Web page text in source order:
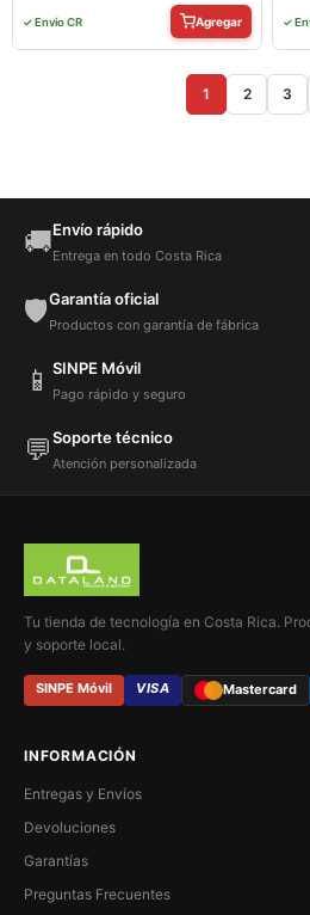
✓ Envío CR Agregar ✓
1 2 3
🚚Envío rápido
Entrega en todo Costa Rica
🛡️Garantía oficial
Productos con garantía de fábrica
📱 SINPE Móvil
Pago rápido y seguro
💬Soporte técnico
Atención personalizada
Tu tienda de tecnología en Costa Rica.
y soporte local.
SINPE Móvil VISA Mastercard
INFORMACIÓN
Entregas y Envíos
Devoluciones
Garantías
Preguntas Frecuentes